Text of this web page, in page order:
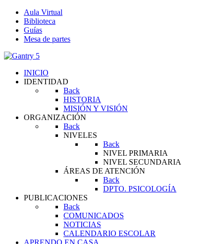
Aula Virtual
Biblioteca
Guías
Mesa de partes
INICIO
IDENTIDAD
Back
HISTORIA
MISIÓN Y VISIÓN
ORGANIZACIÓN
Back
NIVELES
Back
NIVEL PRIMARIA
NIVEL SECUNDARIA
ÁREAS DE ATENCIÓN
Back
DPTO. PSICOLOGÍA
PUBLICACIONES
Back
COMUNICADOS
NOTICIAS
CALENDARIO ESCOLAR
APRENDO EN CASA